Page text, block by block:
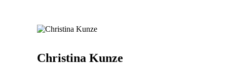
Christina Kunze